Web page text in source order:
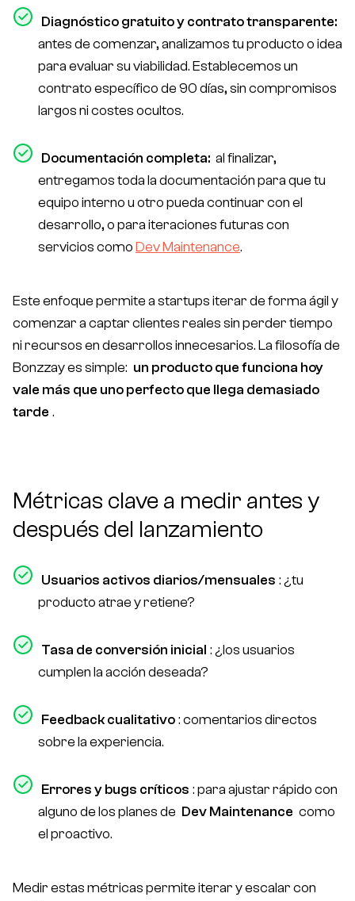
Diagnóstico gratuito y contrato transparente:
antes de comenzar, analizamos tu producto o idea
para evaluar su viabilidad. Establecemos un
contrato específico de 90 días, sin compromisos
largos ni costes ocultos.
Documentación completa: al finalizar,
entregamos toda la documentación para que tu
equipo interno u otro pueda continuar con el
desarrollo, o para iteraciones futuras con
servicios comoDev Maintenance.
Este enfoque permite a startups iterar de forma ágil y
comenzar a captar clientes reales sin perder tiempo
ni recursos en desarrollos innecesarios. La filosofía de
Bonzzay es simple: un producto que funciona hoy
vale más que uno perfecto que llega demasiado
tarde .
Métricas clave a medir antes y
después del lanzamiento
Usuarios activos diarios/mensuales : ¿tu
producto atrae y retiene?
Tasa de conversión inicial : ¿los usuarios
cumplen la acción deseada?
Feedback cualitativo: comentarios directos
sobre la experiencia.
Errores y bugs críticos : para ajustar rápido con
alguno de los planes de Dev Maintenance como
el proactivo.
Medir estas métricas permite iterar y escalar con